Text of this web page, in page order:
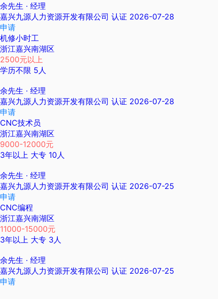
余先生 · 经理
嘉兴九源人力资源开发有限公司 认证 2026-07-28
申请
机修小时工
浙江嘉兴南湖区
2500元以上
学历不限 5人
余先生 · 经理
嘉兴九源人力资源开发有限公司 认证 2026-07-28
申请
CNC技术员
浙江嘉兴南湖区
9000-12000元
3年以上 大专 10人
余先生 · 经理
嘉兴九源人力资源开发有限公司 认证 2026-07-25
申请
CNC编程
浙江嘉兴南湖区
11000-15000元
3年以上 大专 3人
余先生 · 经理
嘉兴九源人力资源开发有限公司 认证 2026-07-25
申请